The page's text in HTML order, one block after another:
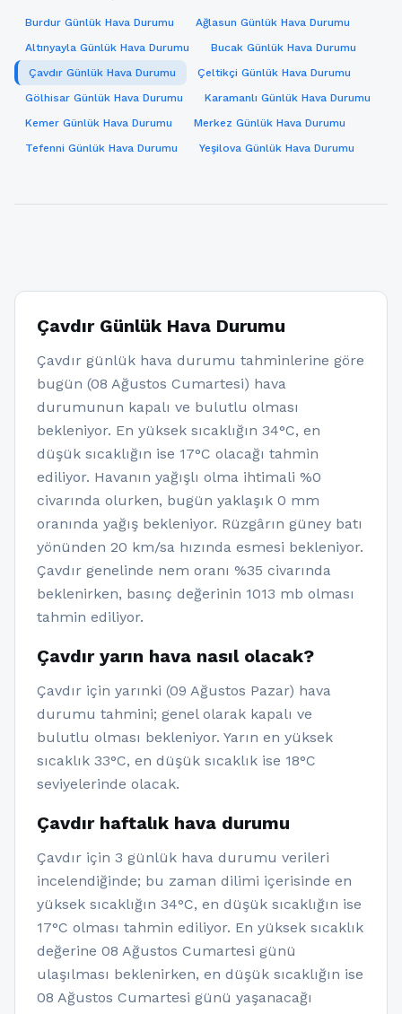
Burdur Günlük Hava Durumu
Ağlasun Günlük Hava Durumu
Altınyayla Günlük Hava Durumu
Bucak Günlük Hava Durumu
Çavdır Günlük Hava Durumu
Çeltikçi Günlük Hava Durumu
Gölhisar Günlük Hava Durumu
Karamanlı Günlük Hava Durumu
Kemer Günlük Hava Durumu
Merkez Günlük Hava Durumu
Tefenni Günlük Hava Durumu
Yeşilova Günlük Hava Durumu
Çavdır Günlük Hava Durumu
Çavdır günlük hava durumu tahminlerine göre
bugün (08 Ağustos Cumartesi) hava
durumunun kapalı ve bulutlu olması
bekleniyor. En yüksek sıcaklığın 34°C, en
düşük sıcaklığın ise 17°C olacağı tahmin
ediliyor. Havanın yağışlı olma ihtimali %0
civarında olurken, bugün yaklaşık 0 mm
oranında yağış bekleniyor. Rüzgârın güney batı
yönünden 20 km/sa hızında esmesi bekleniyor.
Çavdır genelinde nem oranı %35 civarında
beklenirken, basınç değerinin 1013 mb olması
tahmin ediliyor.
Çavdır yarın hava nasıl olacak?
Çavdır için yarınki (09 Ağustos Pazar) hava
durumu tahmini; genel olarak kapalı ve
bulutlu olması bekleniyor. Yarın en yüksek
sıcaklık 33°C, en düşük sıcaklık ise 18°C
seviyelerinde olacak.
Çavdır haftalık hava durumu
Çavdır için 3 günlük hava durumu verileri
incelendiğinde; bu zaman dilimi içerisinde en
yüksek sıcaklığın 34°C, en düşük sıcaklığın ise
17°C olması tahmin ediliyor. En yüksek sıcaklık
değerine 08 Ağustos Cumartesi günü
ulaşılması beklenirken, en düşük sıcaklığın ise
08 Ağustos Cumartesi günü yaşanacağı